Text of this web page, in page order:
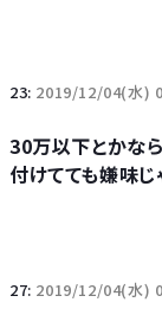
23: 2019/12/04(水)
30万以下とかな
付けてても嫌味じ
27: 2019/12/04(水)